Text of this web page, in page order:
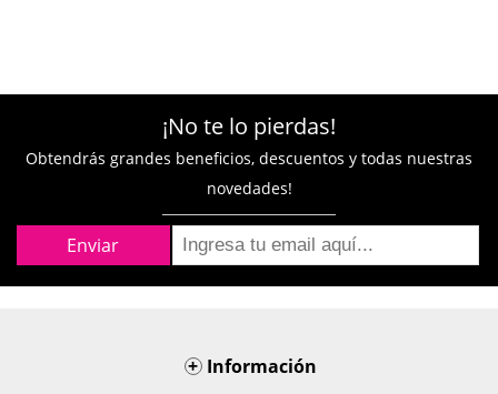
¡No te lo pierdas!
Obtendrás grandes beneficios, descuentos y todas nuestras
novedades!
+Información